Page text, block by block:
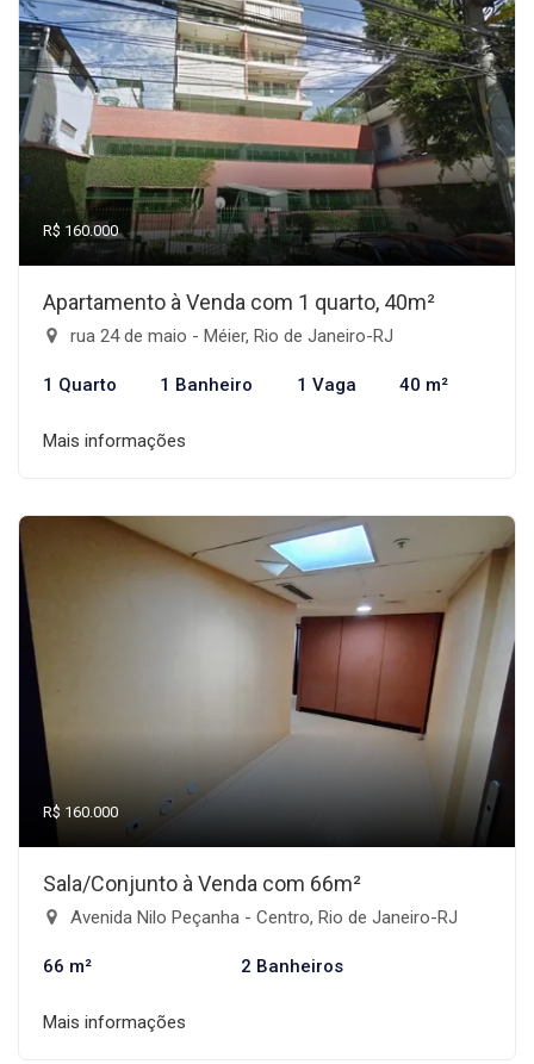
R$ 160.000
Apartamento à Venda com 1 quarto, 40m²
rua 24 de maio - Méier, Rio de Janeiro-RJ
1 Quarto 1 Banheiro 1 Vaga 40 m²
Mais informações
R$ 160.000
Sala/Conjunto à Venda com 66m²
Avenida Nilo Peçanha - Centro, Rio de Janeiro-RJ
66 m² 2 Banheiros
Mais informações